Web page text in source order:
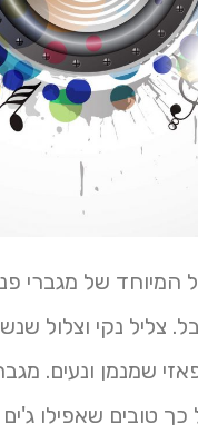
המיוחד של מגברי
צליל נקי וצלול
פאזי שמנמן ונעים.
כך טובים שאפילו